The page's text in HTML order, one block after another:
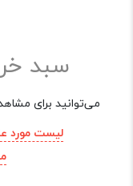
سبد
می‌توانید برای
لیست مورد